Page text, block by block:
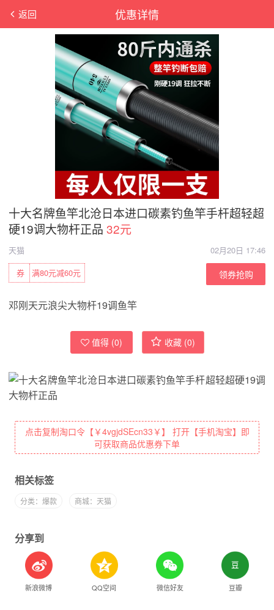
优惠详情
返回
十大名牌鱼竿北沧日本进口碳素钓鱼竿手杆超轻超
硬19调大物杆正品 32元
天猫
02月20日 17:46
满80元减60元
券 领券抢购
邓刚天元浪尖大物杆19调鱼竿
值得 (0) 收藏 (0)
点击复制淘口令【￥4vgjdSEcn33￥】 打开【手机淘宝】即
可获取商品优惠券下单
相关标签
分类：爆款 商城：天猫
分享到
新浪微博 QQ空间 微信好友 豆瓣